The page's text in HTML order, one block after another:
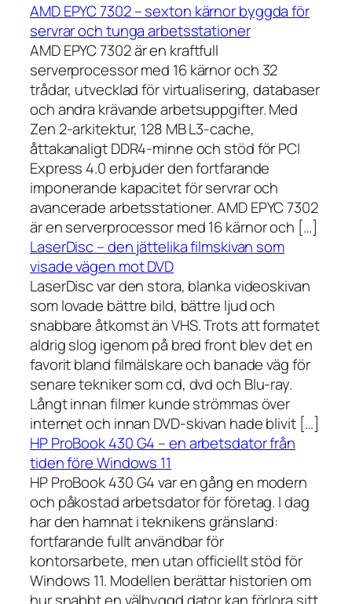
AMD EPYC 7302 – sexton kärnor byggda för
servrar och tunga arbetsstationer
AMD EPYC 7302 är en kraftfull
serverprocessor med 16 kärnor och 32
trådar, utvecklad för virtualisering, databaser
och andra krävande arbetsuppgifter. Med
Zen 2-arkitektur, 128 MB L3-cache,
åttakanaligt DDR4-minne och stöd för PCI
Express 4.0 erbjuder den fortfarande
imponerande kapacitet för servrar och
avancerade arbetsstationer. AMD EPYC 7302
är en serverprocessor med 16 kärnor och […]
LaserDisc – den jättelika filmskivan som
visade vägen mot DVD
LaserDisc var den stora, blanka videoskivan
som lovade bättre bild, bättre ljud och
snabbare åtkomst än VHS. Trots att formatet
aldrig slog igenom på bred front blev det en
favorit bland filmälskare och banade väg för
senare tekniker som cd, dvd och Blu-ray.
Långt innan filmer kunde strömmas över
internet och innan DVD-skivan hade blivit […]
HP ProBook 430 G4 – en arbetsdator från
tiden före Windows 11
HP ProBook 430 G4 var en gång en modern
och påkostad arbetsdator för företag. I dag
har den hamnat i teknikens gränsland:
fortfarande fullt användbar för
kontorsarbete, men utan officiellt stöd för
Windows 11. Modellen berättar historien om